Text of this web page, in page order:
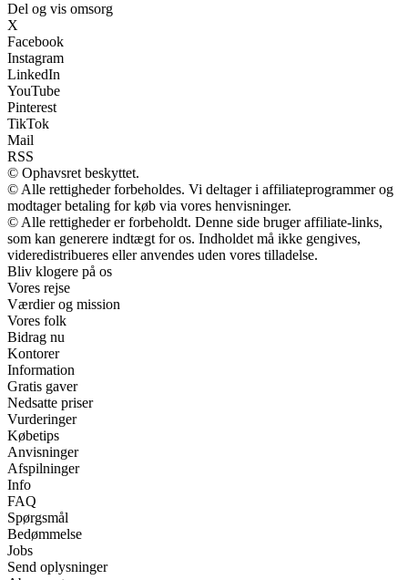
Del og vis omsorg
X
Facebook
Instagram
LinkedIn
YouTube
Pinterest
TikTok
Mail
RSS
© Ophavsret beskyttet.
© Alle rettigheder forbeholdes. Vi deltager i affiliateprogrammer og
modtager betaling for køb via vores henvisninger.
© Alle rettigheder er forbeholdt. Denne side bruger affiliate-links,
som kan generere indtægt for os. Indholdet må ikke gengives,
videredistribueres eller anvendes uden vores tilladelse.
Bliv klogere på os
Vores rejse
Værdier og mission
Vores folk
Bidrag nu
Kontorer
Information
Gratis gaver
Nedsatte priser
Vurderinger
Købetips
Anvisninger
Afspilninger
Info
FAQ
Spørgsmål
Bedømmelse
Jobs
Send oplysninger